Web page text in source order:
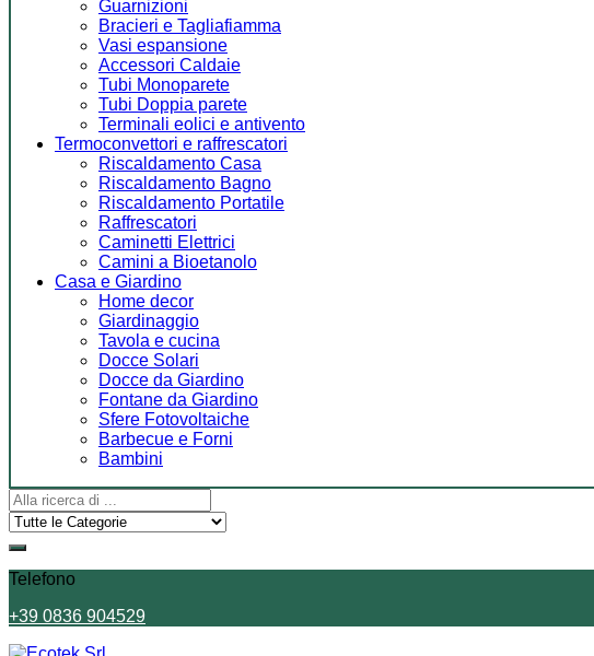
Guarnizioni
Bracieri e Tagliafiamma
Vasi espansione
Accessori Caldaie
Tubi Monoparete
Tubi Doppia parete
Terminali eolici e antivento
Termoconvettori e raffrescatori
Riscaldamento Casa
Riscaldamento Bagno
Riscaldamento Portatile
Raffrescatori
Caminetti Elettrici
Camini a Bioetanolo
Casa e Giardino
Home decor
Giardinaggio
Tavola e cucina
Docce Solari
Docce da Giardino
Fontane da Giardino
Sfere Fotovoltaiche
Barbecue e Forni
Bambini
Telefono
+39 0836 904529